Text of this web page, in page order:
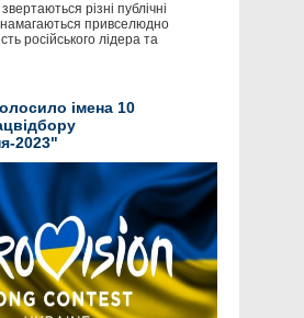
різні публічні
намагаються привселюдно
російського лідера та
імена 10
2023"